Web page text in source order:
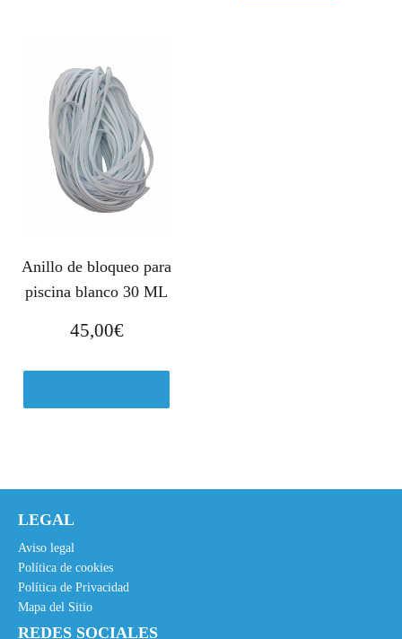
Anillo de bloqueo para
piscina blanco 30 ML
45,00€
LEGAL
Aviso legal
Política de cookies
Política de Privacidad
Mapa del Sitio
REDES SOCIALES